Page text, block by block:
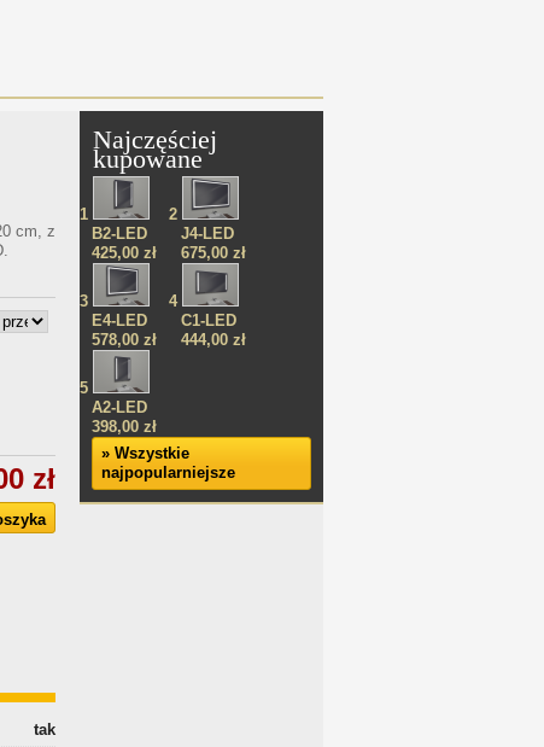
cm, z
zł
tak
Najczęściej
kupowane
1
B2-LED
425,00 zł
2
J4-LED
675,00 zł
3
E4-LED
578,00 zł
4
C1-LED
444,00 zł
5
A2-LED
398,00 zł
» Wszystkie
najpopularniejsze